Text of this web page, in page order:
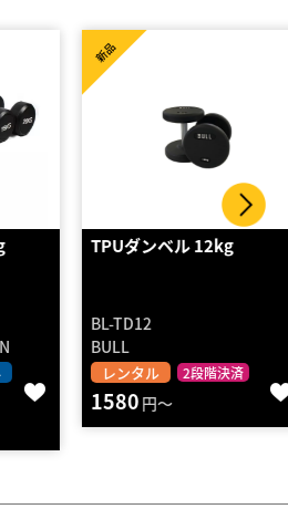
TPUダンベル 12kg
BL-TD12
BULL
レンタル 2段階決済
1580円～